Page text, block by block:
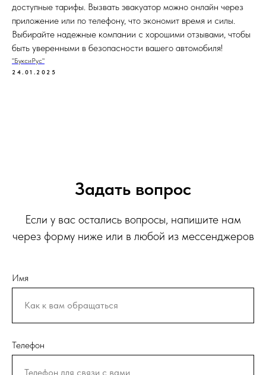
доступные тарифы. Вызвать эвакуатор можно онлайн через
приложение или по телефону, что экономит время и силы.
Выбирайте надежные компании с хорошими отзывами, чтобы
быть уверенными в безопасности вашего автомобиля!
"БуксиРус"
24.01.2025
Задать вопрос
Если у вас остались вопросы, напишите нам
через форму ниже или в любой из мессенджеров
Имя
Телефон